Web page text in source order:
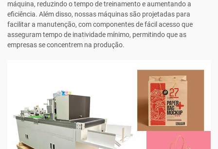
máquina, reduzindo o tempo de treinamento e aumentando a
eficiência. Além disso, nossas máquinas são projetadas para
facilitar a manutenção, com componentes de fácil acesso que
asseguram tempo de inatividade mínimo, permitindo que as
empresas se concentrem na produção.